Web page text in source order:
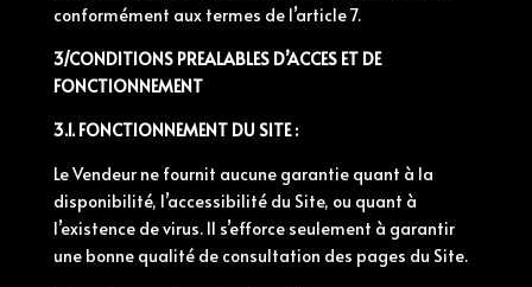
conformément aux termes de l’article 7.
3/CONDITIONS PREALABLES D’ACCES ET DE
FONCTIONNEMENT
3.1. FONCTIONNEMENT DU SITE :
Le Vendeur ne fournit aucune garantie quant à la
disponibilité, l’accessibilité du Site, ou quant à
l’existence de virus. Il s’efforce seulement à garantir
une bonne qualité de consultation des pages du Site.